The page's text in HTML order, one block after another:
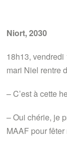
Niort, 2030
18h13,
mari Niel rentre
– C’est à cette
– Oui chérie, je
MAAF pour